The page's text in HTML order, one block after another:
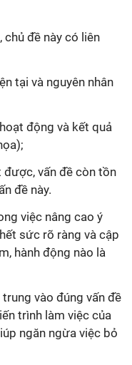
đề này có liên
tại và nguyên nhân
động và kết quả
được, vấn đề còn tồn
đề này.
việc nâng cao ý
sức rõ ràng và cập
hành động nào là
vào đúng vấn đề
trình làm việc của
ngăn ngừa việc bỏ